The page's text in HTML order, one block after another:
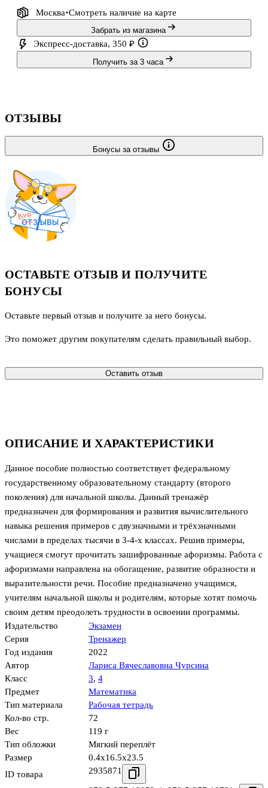
Москва Смотреть наличие на карте
Забрать из магазина
Экспресс-доставка, 350 ₽
Получить за 3 часа
ОПИСАНИЕ И ХАРАКТЕРИСТИКИ
Данное пособие полностью соответствует федеральному
государственному образовательному стандарту (второго
поколения) для начальной школы. Данный тренажёр
предназначен для формирования и развития вычислительного
навыка решения примеров с двузначными и трёхзначными
числами в пределах тысячи в 3-4-х классах. Решив примеры,
учащиеся смогут прочитать зашифрованные афоризмы. Работа с
афоризмами направлена на обогащение, развитие образности и
выразительности речи. Пособие предназначено учащимся,
учителям начальной школы и родителям, которые хотят помочь
своим детям преодолеть трудности в освоении программы.
Издательство
Экзамен
Серия
Тренажер
Год издания
2022
Автор
Лариса Вячеславовна Чурсина
Класс
3, 4
Предмет
Математика
Тип материала
Рабочая тетрадь
Кол-во стр.
72
Вес
119 г
Тип обложки
Мягкий переплёт
Размер
0.4x16.5x23.5
ID товара
2935871
ОТЗЫВЫ
Бонусы за отзывы
ОСТАВЬТЕ ОТЗЫВ И ПОЛУЧИТЕ
БОНУСЫ
Оставьте первый отзыв и получите за него бонусы.
Это поможет другим покупателям сделать правильный выбор.
Оставить отзыв